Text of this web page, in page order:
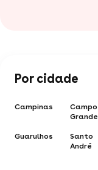
Por cidade
Campinas
Campo
Grande
Guarulhos
Santo
André